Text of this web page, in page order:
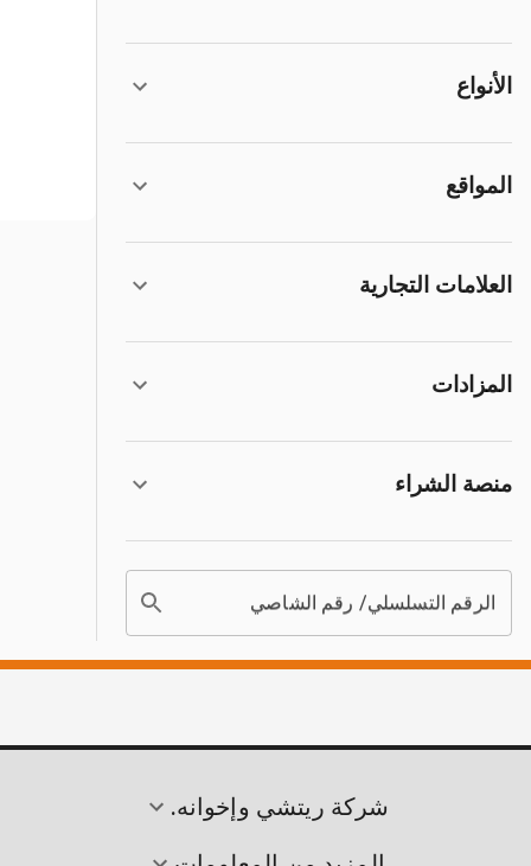
الأنواع
المواقع
العلامات التجارية
المزادات
منصة الشراء
الرقم التسلسلي/ رقم الشاصي
شركة ريتشي وإخوانه.